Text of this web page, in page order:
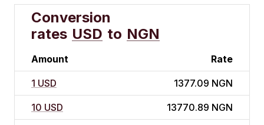
Conversion
rates USD to NGN
Amount Rate
1 USD 1377.09 NGN
10 USD 13770.89 NGN